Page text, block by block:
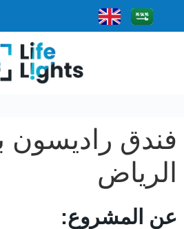
فندق راديسون
الرياض
عن المشروع: